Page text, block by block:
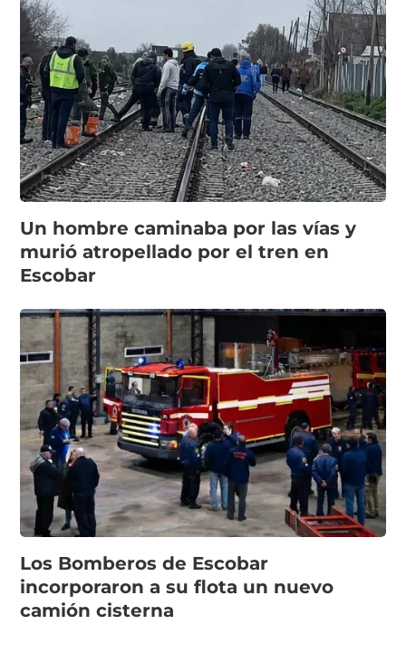
Un hombre caminaba por las vías y
murió atropellado por el tren en
Escobar
Los Bomberos de Escobar
incorporaron a su flota un nuevo
camión cisterna